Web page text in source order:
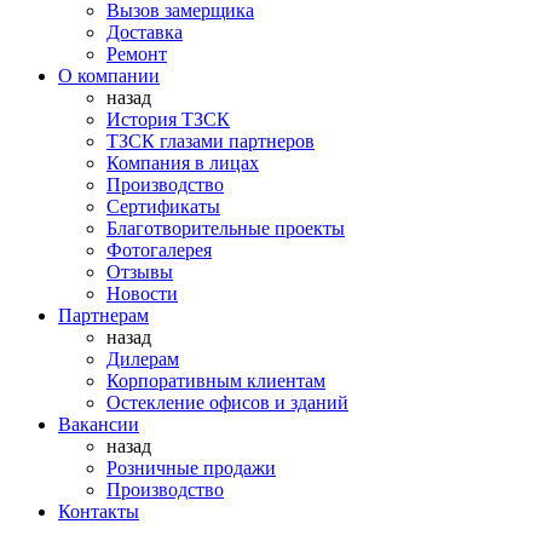
Вызов замерщика
Доставка
Ремонт
О компании
назад
История ТЗСК
ТЗСК глазами партнеров
Компания в лицах
Производство
Сертификаты
Благотворительные проекты
Фотогалерея
Отзывы
Новости
Партнерам
назад
Дилерам
Корпоративным клиентам
Остекление офисов и зданий
Вакансии
назад
Розничные продажи
Производство
Контакты